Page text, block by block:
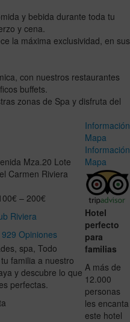
y bebida durante toda tu
y cena.
la máxima exclusividad, en sus
con nuestros restaurantes
buffets.
zonas de Spa y disfruta del
Mza.20 Lote
Carmen Riviera
– 200€
Riviera
929 Opiniones
spa, Todo
familia a nuestro
y descubre lo que
perfectas.
Información
Mapa
Información
Mapa
Hotel
perfecto
para
familias
A más de
12.000
personas
les encanta
este hotel